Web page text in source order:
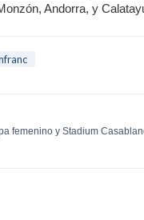
Andorra, y
femenino y Stadium